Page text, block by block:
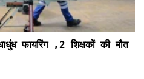
फायरिंग ,2 शिक्षकों की मौत